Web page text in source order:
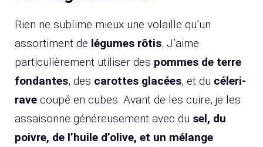
Rien ne sublime mieux une volaille qu’un
assortiment de légumes rôtis. J’aime
particulièrement utiliser des pommes de terre
fondantes, des carottes glacées, et du céleri-
rave coupé en cubes. Avant de les cuire, je les
assaisonne généreusement avec du sel, du
poivre, de l’huile d’olive, et un mélange